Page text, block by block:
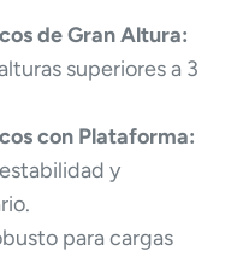
de Gran Altura:
superiores a 3
con Plataforma:
y
para cargas